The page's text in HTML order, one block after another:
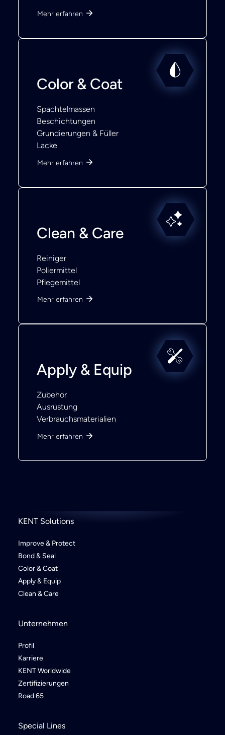
Mehr erfahren
Color & Coat
Spachtelmassen
Beschichtungen
Grundierungen & Füller
Lacke
Mehr erfahren
Clean & Care
Reiniger
Poliermittel
Pflegemittel
Mehr erfahren
Apply & Equip
Zubehör
Ausrüstung
Verbrauchsmaterialien
Mehr erfahren
KENT Solutions
Improve & Protect
Bond & Seal
Color & Coat
Apply & Equip
Clean & Care
Unternehmen
Profil
Karriere
KENT Worldwide
Zertifizierungen
Road 65
Special Lines